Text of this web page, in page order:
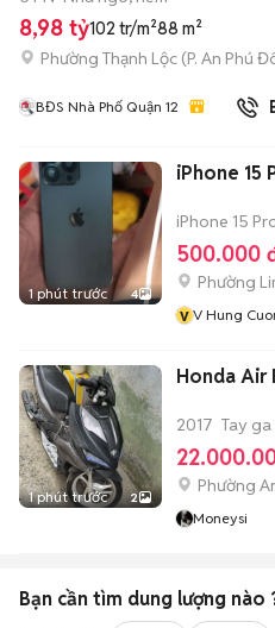
8,98 tỷ102 tr/m²88 m²
Phường Thạnh Lộc (P. An Phú
BĐS Nhà Phố Quận 12
1 phút trước 4
iPhone 15
iPhone 15
500.000
Phường
v V Hung
1 phút trước 2
Honda Air
2017 Tay ga
Phường
Moneysi
Bạn cần tìm dung lượng nào